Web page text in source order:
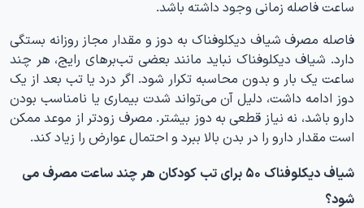
ساعت فاصله زمانی وجود داشته باشد.
فاصله مصرف شیاف دیکلوفناک به دوز و مقدار مجاز روزانه بستگی
دارد. شیاف دیکلوفناک نباید مانند بعضی تب‌برهای رایج، هر چند
ساعت یک بار و بدون محاسبه تکرار شود. اگر درد یا تب بعد از یک
دوز ادامه داشت، دلیل آن می‌تواند شدت بیماری یا نامناسب بودن
دارو باشد، نه نیاز قطعی به دوز بیشتر. مصرف زودتر از موعد ممکن
است مقدار دارو را در بدن بالا ببرد و احتمال عوارض را زیاد کند.
شیاف دیکلوفناک ۵۰ برای تب کودکان هر چند ساعت مصرف می
شود؟